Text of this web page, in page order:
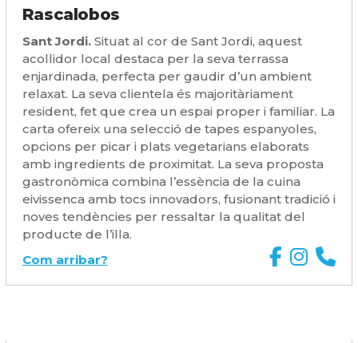
Rascalobos
Sant Jordi.Situat al cor de Sant Jordi, aquest
acollidor local destaca per la seva terrassa
enjardinada, perfecta per gaudir d’un ambient
relaxat. La seva clientela és majoritàriament
resident, fet que crea un espai proper i familiar. La
carta ofereix una selecció de tapes espanyoles,
opcions per picar i plats vegetarians elaborats
amb ingredients de proximitat. La seva proposta
gastronòmica combina l’essència de la cuina
eivissenca amb tocs innovadors, fusionant tradició i
noves tendències per ressaltar la qualitat del
producte de l’illa.
Com arribar?